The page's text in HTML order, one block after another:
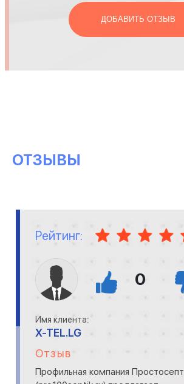
ДОБАВИТЬ ОТЗЫВ
ОТЗЫВЫ
Рейтинг:
0
Имя клиента:
X-TEL.LG
Отзыв
Профильная компания